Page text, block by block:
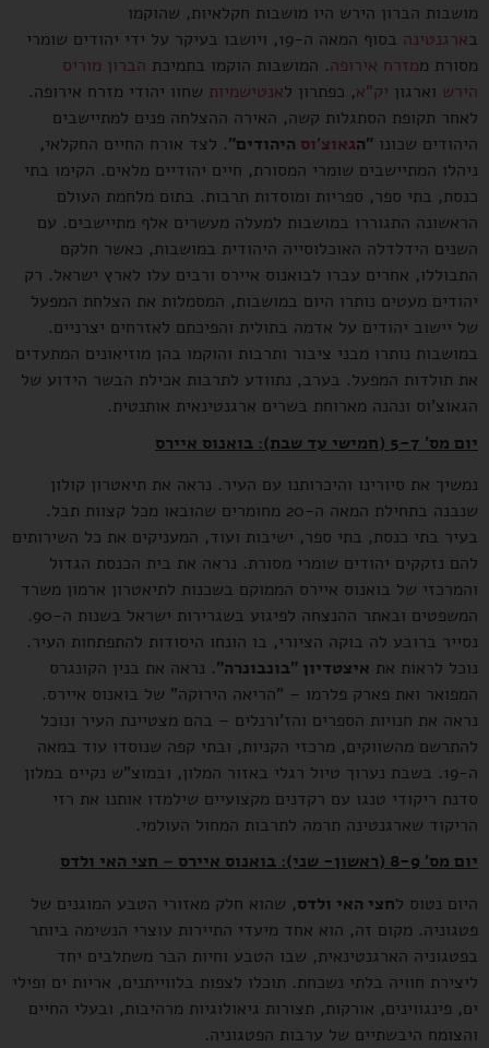
מושבות הברון הירש היו מושבות חקלאיות, שהוקמו
בארגנטינה
בסוף המאה ה-19, ויושבו בעיקר על ידי יהודים שומרי
מסורת ממזרח אירופה. המושבות הוקמו בתמיכת הברון מוריס
הירש וארגון יק"א, כפתרון לאנטישמיות שחוו יהודי מזרח אירופה.
לאחר תקופת הסתגלות קשה, האירה ההצלחה פנים למתיישבים
היהודים שכונו "הגאוצ'וס היהודים". לצד אורח החיים החקלאי,
ניהלו המתיישבים שומרי המסורת, חיים יהודיים מלאים. הקימו בתי
כנסת, בתי ספר, ספריות ומוסדות תרבות. בתום מלחמת העולם
הראשונה התגוררו במושבות למעלה מעשרים אלף מתיישבים. עם
השנים הידלדלה האוכלוסייה היהודית במושבות, כאשר חלקם
התבוללו, אחרים עברו לבואנוס איירס ורבים עלו לארץ ישראל. רק
יהודים מעטים נותרו היום במושבות, המסמלות את הצלחת המפעל
של יישוב יהודים על אדמה בתולית והפיכתם לאזרחים יצרניים.
במושבות נותרו מבני ציבור ותרבות והוקמו בהן מוזיאונים המתעדים
את תולדות המפעל. בערב, נתוודע לתרבות אכילת הבשר הידוע של
הגאוצ'וס ונהנה מארוחת בשרים ארגנטינאית אותנטית.
יום מס' 5-7 (חמישי עד שבת): בואנוס איירס
נמשיך את סיורינו והיכרותנו עם העיר. נראה את תיאטרון קולון
שנבנה בתחילת המאה ה-20 מחומרים שהובאו מכל קצוות תבל.
בעיר בתי כנסת, בתי ספר, ישיבות ועוד, המעניקים את כל השירותים
להם נזקקים יהודים שומרי מסורת. נראה את בית הכנסת הגדול
והמרכזי של בואנוס איירס הממוקם בשכנות לתיאטרון ארמון משרד
המשפטים ובאתר ההנצחה לפיגוע בשגרירות ישראל בשנות ה-90.
נסייר ברובע לה בוקה הציורי, בו הונחו היסודות להתפתחות העיר.
נוכל לראות את איצטדיון "בונבונרה". נראה את בנין הקונגרס
המפואר ואת פארק פלרמו – "הריאה הירוקה" של בואנוס איירס.
נראה את חנויות הספרים והז'ורנלים – בהם מצטיינת העיר ונוכל
להתרשם מהשווקים, מרכזי הקניות, ובתי קפה שנוסדו עוד במאה
ה-19. בשבת נערוך טיול רגלי באזור המלון, ובמוצ"ש נקיים במלון
סדנת ריקודי טנגו עם רקדנים מקצועיים שילמדו אותנו את רזי
הריקוד שארגנטינה תרמה לתרבות המחול העולמי.
יום מס' 8-9 (ראשון- שני): בואנוס איירס – חצי האי ולדס
היום נטוס לחצי האי ולדס, שהוא חלק מאזורי הטבע המוגנים של
פטגוניה. מקום זה, הוא אחד מיעדי התיירות עוצרי הנשימה ביותר
בפטגוניה הארגנטינאית, שבו הטבע וחיות הבר משתלבים יחד
ליצירת חוויה בלתי נשכחת. תוכלו לצפות בלווייתנים, אריות ים ופילי
ים, פינגווינים, אורקות, תצורות גיאולוגיות מרהיבות, ובעלי החיים
והצומח היבשתיים של ערבות הפטגוניה.